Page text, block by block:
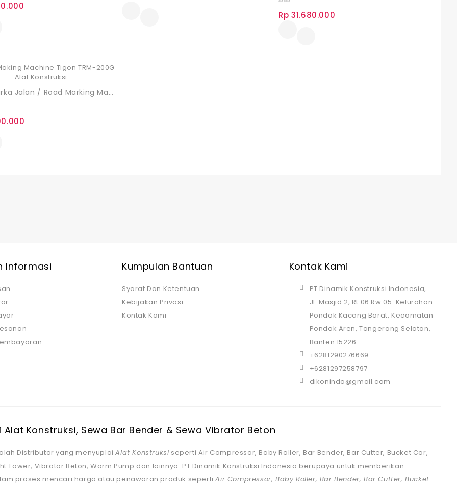
out
of
Rp 31.680.000
Mesin Marka Jalan / Road Marking Machine Tigon TRM-200G
Informasi Kumpulan Bantuan
Syarat Dan Ketentuan
Kebijakan Privasi
Kontak Kami
Kontak Kami
PT Dinamik Konstruksi Indonesia,
Jl. Masjid 2, Rt.06 Rw.05. Kelurahan
Pondok Kacang Barat, Kecamatan
Pondok Aren, Tangerang Selatan,
Banten 15226
+6281290276669
+6281297258797
dikonindo@gmail.com
Alat Konstruksi, Sewa Bar Bender & Sewa Vibrator Beton
Distributor yang menyuplaiAlat Konstruksi seperti Air Compressor, Baby Roller, Bar Bender, Bar Cutter, Bucket Cor,
Tower, Vibrator Beton, Worm Pump dan lainnya. PT Dinamik Konstruksi Indonesia berupaya untuk memberikan
proses mencari harga atau penawaran produk sepertiAir Compressor, Baby Roller, Bar Bender, Bar Cutter, Bucket